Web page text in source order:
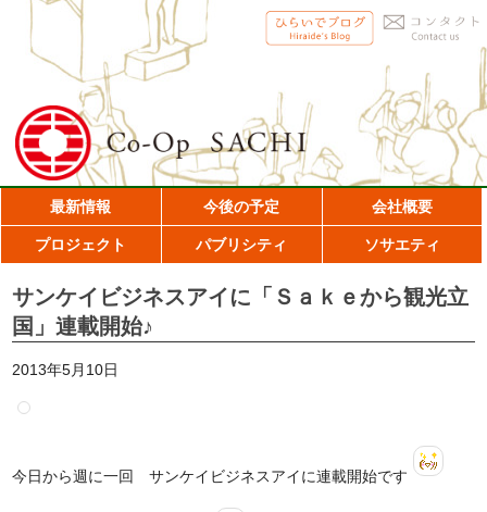
最新情報 今後の予定 会社概要
プロジェクト パブリシティ ソサエティ
サンケイビジネスアイに「Ｓａｋｅから観光立
国」連載開始♪
2013年5月10日
今日から週に一回 サンケイビジネスアイに連載開始です